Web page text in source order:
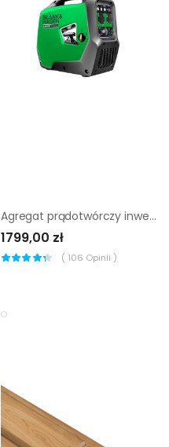
Agregat prądotwórczy inwerterowy 1.8 kW / 230 V TTD-BH-X2000 BLANK&HAGEN
1799,00 zł
( 106 Opinii )